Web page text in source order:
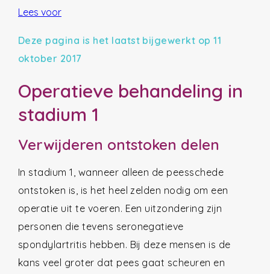
Lees voor
Deze pagina is het laatst bijgewerkt op 11
oktober 2017
Operatieve behandeling in
stadium 1
Verwijderen ontstoken delen
In stadium 1, wanneer alleen de peesschede
ontstoken is, is het heel zelden nodig om een
operatie uit te voeren. Een uitzondering zijn
personen die tevens seronegatieve
spondylartritis hebben. Bij deze mensen is de
kans veel groter dat pees gaat scheuren en